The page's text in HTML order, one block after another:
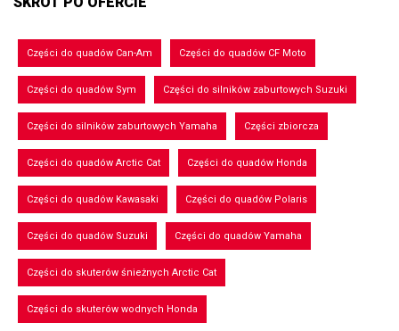
Części do quadów Can-Am Części do quadów CF Moto
Części do quadów Sym Części do silników zaburtowych Suzuki
Części do silników zaburtowych Yamaha Części zbiorcza
Części do quadów Arctic Cat Części do quadów Honda
Części do quadów Kawasaki Części do quadów Polaris
Części do quadów Suzuki Części do quadów Yamaha
Części do skuterów śnieżnych Arctic Cat
Części do skuterów wodnych Honda